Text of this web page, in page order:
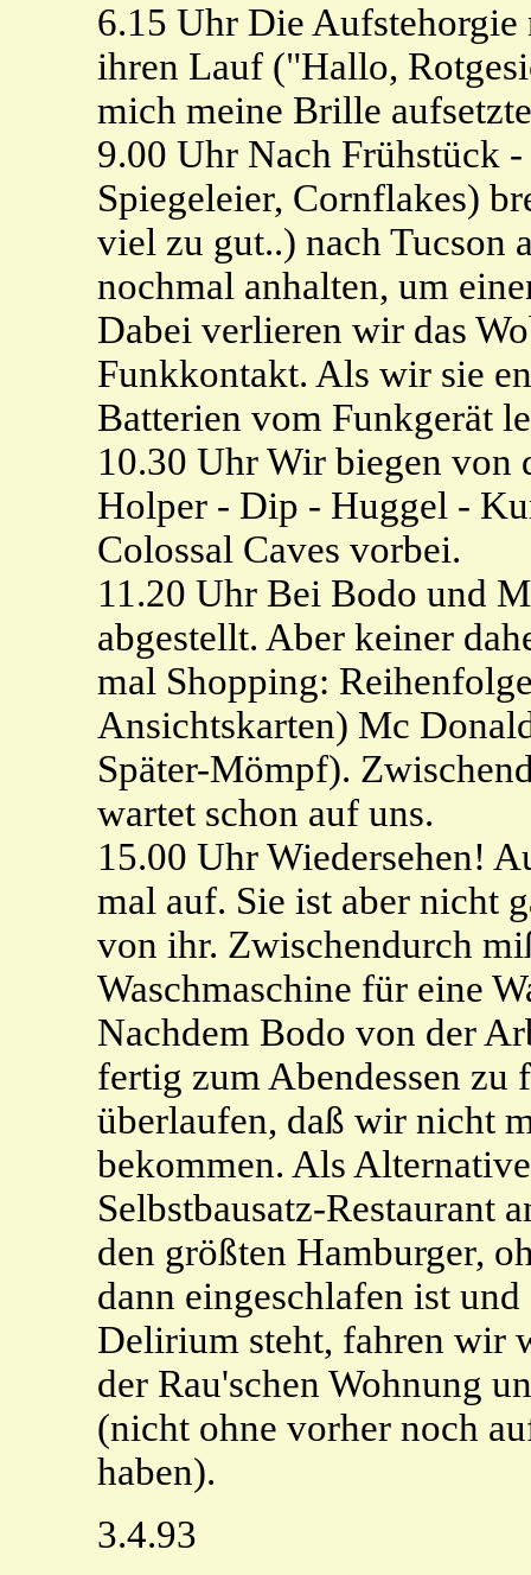
6.15 Uhr Die
ihren Lauf ("Hallo,
mich meine Brille
9.00 Uhr Nach Frühstück -
Spiegeleier, Cornflakes)
viel zu gut..) nach Tucson
nochmal anhalten, um
Dabei verlieren wir das
Funkkontakt. Als wir sie
Batterien vom Funkgerät
10.30 Uhr Wir biegen von
Holper - Dip - Huggel -
Colossal Caves vorbei.
11.20 Uhr Bei Bodo und
abgestellt. Aber keiner
mal Shopping:
Ansichtskarten) Mc
Später-Mömpf).
wartet schon auf uns.
15.00 Uhr Wiedersehen!
mal auf. Sie ist aber nicht
von ihr. Zwischendurch
Waschmaschine für eine
Nachdem Bodo von der
fertig zum Abendessen zu
überlaufen, daß wir nicht
bekommen. Als
Selbstbausatz-Restaurant
den größten Hamburger,
dann eingeschlafen ist
Delirium steht, fahren wir
der Rau'schen Wohnung
(nicht ohne vorher noch
haben).
3.4.93